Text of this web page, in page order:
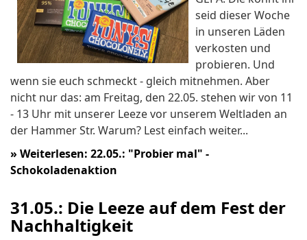
seid dieser Woche
in unseren Läden
verkosten und
probieren. Und
wenn sie euch schmeckt - gleich mitnehmen. Aber
nicht nur das: am Freitag, den 22.05. stehen wir von 11
- 13 Uhr mit unserer Leeze vor unserem Weltladen an
der Hammer Str. Warum? Lest einfach weiter...
»Weiterlesen: 22.05.: "Probier mal" -
Schokoladenaktion
31.05.: Die Leeze auf dem Fest der
Nachhaltigkeit